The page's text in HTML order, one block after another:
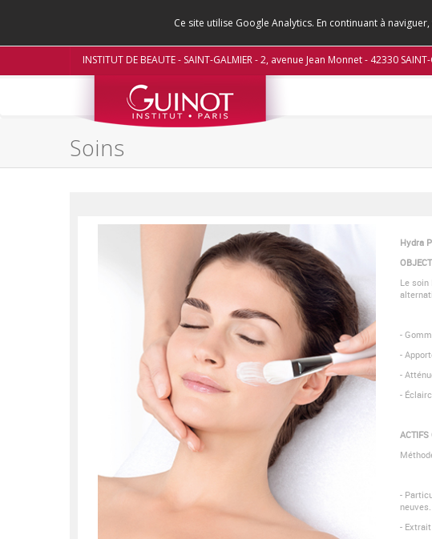
Ce site utilise Google Analytics. En continuant à
INSTITUT DE BEAUTE - SAINT-GALMIER - 2, avenue Jean Monnet - 42330 SAINT-
Soins
Hydra
Le
-
-
-
-
ACTIFS
-
neuves.
-